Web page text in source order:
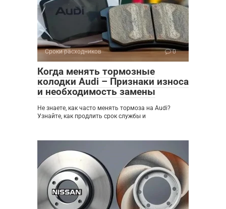
Сроки расходников 0
Когда менять тормозные
колодки Audi – Признаки износа
и необходимость замены
Не знаете, как часто менять тормоза на Audi?
Узнайте, как продлить срок службы и